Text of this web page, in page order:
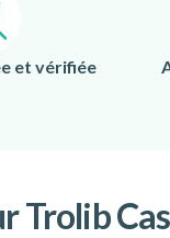
et vérifiée
Trolib